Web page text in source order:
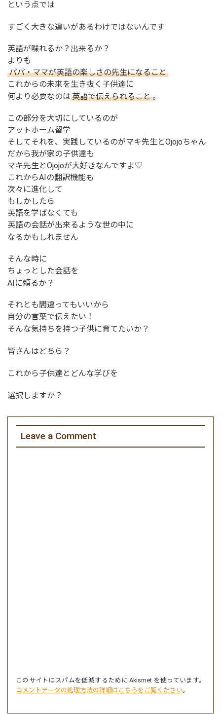
という点では
すごく大きな違いがあるわけではないんです
英語が喋れるか？出来るか？
よりも
パパ・ママが英語の楽しさの先生になること
これからの未来を生き抜く子供達に
何より必要なのは 英語で伝えられること 。
この部分を大切にしているのが
アットホーム留学
そしてそれを、実践しているのがマキ先生とOjojoちゃん
だから我が家の子供達も
マキ先生とOjojoが大好きなんですよ♡
これからAIの翻訳機能も
次々に進化して
もしかしたら
英語を学ばなくても
英語の会話が出来るような世の中に
なるかもしれません
そんな時に
ちょっとした会話を
AIに頼るか？
それとも間違ってもいいから
自分の言葉で伝えたい！
そんな気持ちを持つ子供に育てたいか？
皆さんはどちら？
これから子供達とどんな学びを
選択しますか？
Leave a Comment
このサイトはスパムを低減するために Akismet を使っています。
コメントデータの処理方法の詳細はこちらをご覧ください。